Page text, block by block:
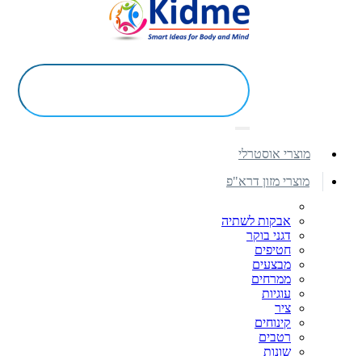
מוצרי אוסטרלי
מוצרי מזון דרא"פ
אבקות לשתיה
דגני בוקר
חטיפים
מבצעים
ממרחים
עוגיות
ציר
קינוחים
רטבים
שונות